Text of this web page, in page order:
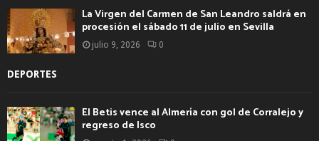
La Virgen del Carmen de San Leandro saldrá en
procesión el sábado 11 de julio en Sevilla
julio 9, 2026 0
DEPORTES
El Betis vence al Almería con gol de Corralejo y
regreso de Isco